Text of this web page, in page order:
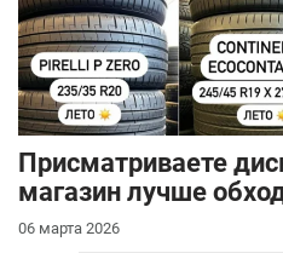
Присматриваете
магазин лучше
06 марта 2026